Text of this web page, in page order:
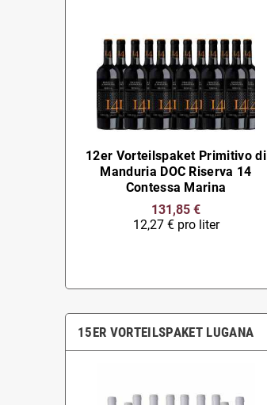
12er Vorteilspaket Primitivo di
Manduria DOC Riserva 14
Contessa Marina
131,85 €
12,27 € pro liter
15ER VORTEILSPAKET LUGANA